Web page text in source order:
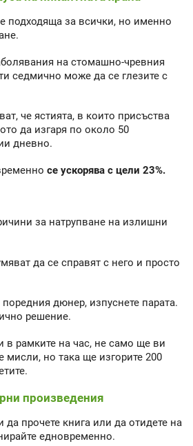
подходяща за всички, но именно
на стомашно-чревния
седмично може да се глезите с
че ястията, в които присъства
да изгаря по около 50
дневно.
се ускорява с цели 23%.
за натрупване на излишни
да се справят с него и просто
дюнер, изпуснете парата.
решение.
в рамките на час, не само ще ви
мисли, но така ще изгорите 200
произведения
прочете книга или да отидете на
едновременно.